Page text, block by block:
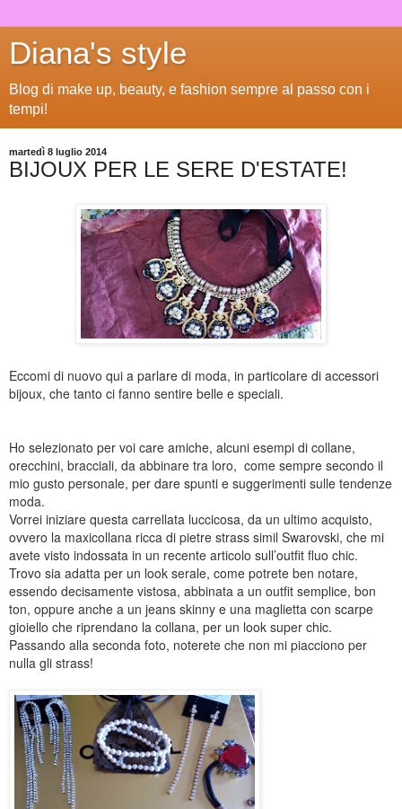
Diana's style
Blog di make up, beauty, e fashion sempre al passo con i
tempi!
martedì 8 luglio 2014
BIJOUX PER LE SERE D'ESTATE!
Eccomi di nuovo qui a parlare di moda, in particolare di accessori
bijoux, che tanto ci fanno sentire belle e speciali.
Ho selezionato per voi care amiche, alcuni esempi di collane,
orecchini, bracciali, da abbinare tra loro, come sempre secondo il
mio gusto personale, per dare spunti e suggerimenti sulle tendenze
moda.
Vorrei iniziare questa carrellata luccicosa, da un ultimo acquisto,
ovvero la maxicollana ricca di pietre strass simil Swarovski, che mi
avete visto indossata in un recente articolo sull’outfit fluo chic.
Trovo sia adatta per un look serale, come potrete ben notare,
essendo decisamente vistosa, abbinata a un outfit semplice, bon
ton, oppure anche a un jeans skinny e una maglietta con scarpe
gioiello che riprendano la collana, per un look super chic.
Passando alla seconda foto, noterete che non mi piacciono per
nulla gli strass!